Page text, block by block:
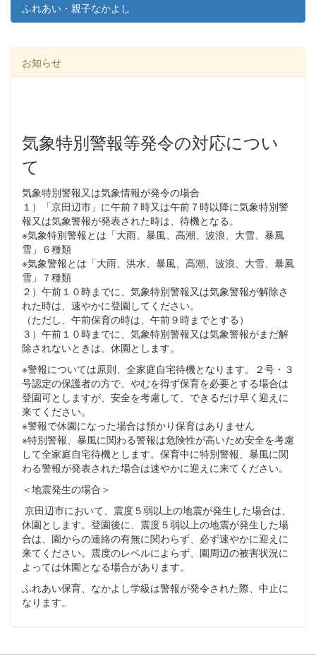
ふれあい・親子なかよし
お知らせ
気象特別警報等発令の対応につい
て
気象特別警報又は気象情報が発令の場合
１）「京田辺市」に午前７時又は午前７時以降に気象特別警
報又は気象警報が発表された時は、待機となる。
※気象特別警報とは「大雨、暴風、高潮、波浪、大雪、暴風
雪」６種類
※気象警報とは「大雨、洪水、暴風、高潮、波浪、大雪、暴風
雪」７種類
２）午前１０時までに、気象特別警報又は気象警報が解除さ
れた時は、速やかに登園してください。
（ただし、午前保育の時は、午前９時までとする）
３）午前１０時までに、気象特別警報又は気象警報がまだ解
除されないときは、休園とします。
※警報については原則、全家庭自宅待機となります。２号・３
号認定の保護者の方で、やむを得ず保育を必要とする場合は
登園可としますが、安全を考慮して、できるだけ早く迎えに
来てください。
※警報で休園になった場合は預かり保育はありません
※特別警報、暴風に関わる警報は危険性が高いため安全を考慮
して全家庭自宅待機とします。保育中に特別警報、暴風に関
わる警報が発表された場合は速やかに迎えに来てください。
＜地震発生の場合＞
京田辺市において、震度５弱以上の地震が発生した場合は、
休園とします。登園後に、震度５弱以上の地震が発生した場
合は、園からの連絡の有無に関わらず、必ず速やかに迎えに
来てください。震度のレベルによらず、園周辺の被害状況に
よっては休園となる場合があります。
ふれあい保育、なかよし学級は警報が発令された際、中止に
なります。